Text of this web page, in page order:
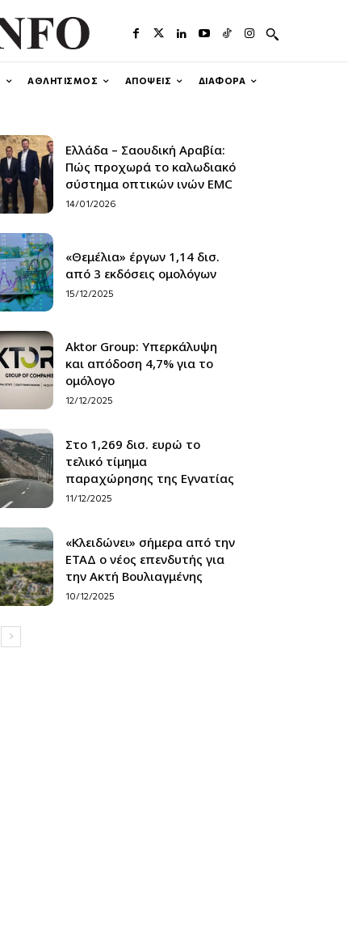
ΑΘΛΗΤΙΣΜΟΣ ΑΠΟΨΕΙΣ ΔΙΑΦΟΡΑ
Ελλάδα – Σαουδική Αραβία:
Πώς προχωρά το καλωδιακό
σύστημα οπτικών ινών EMC
14/01/2026
«Θεμέλια» έργων 1,14 δισ.
από 3 εκδόσεις ομολόγων
15/12/2025
Aktor Group: Υπερκάλυψη
και απόδοση 4,7% για το
ομόλογο
12/12/2025
Στο 1,269 δισ. ευρώ το
τελικό τίμημα
παραχώρησης της Εγνατίας
11/12/2025
«Κλειδώνει» σήμερα από την
ΕΤΑΔ ο νέος επενδυτής για
την Ακτή Βουλιαγμένης
10/12/2025